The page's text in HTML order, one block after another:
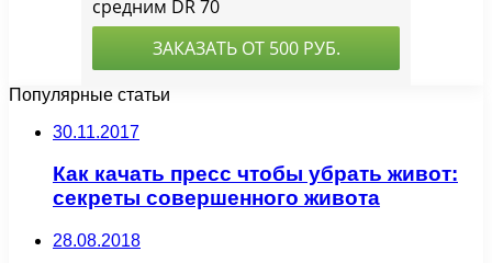
Популярные статьи
30.11.2017
Как качать пресс чтобы убрать живот:
секреты совершенного живота
28.08.2018